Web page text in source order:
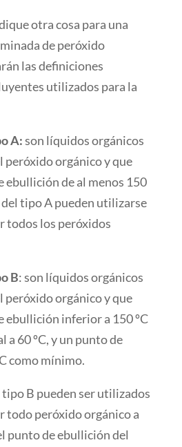
otra cosa para una
de peróxido
las definiciones
utilizados para la
A:son líquidos orgánicos
peróxido orgánico y que
ebullición de al menos 150
tipo A pueden utilizarse
todos los peróxidos
B: son líquidos orgánicos
peróxido orgánico y que
ebullición inferior a 150 ºC
a 60 ºC, y un punto de
como mínimo.
B pueden ser utilizados
todo peróxido orgánico a
punto de ebullición del